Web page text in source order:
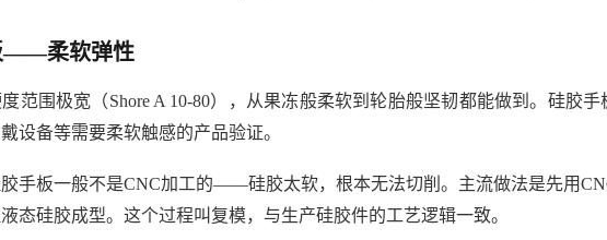
——柔软弹性
范围极宽（Shore A 10-80），从果冻般柔软到轮胎般坚韧都能做到。硅胶
设备等需要柔软触感的产品验证。
胶手板一般不是CNC加工的——硅胶太软，根本无法切削。主流做法是先用
态硅胶成型。这个过程叫复模，与生产硅胶件的工艺逻辑一致。